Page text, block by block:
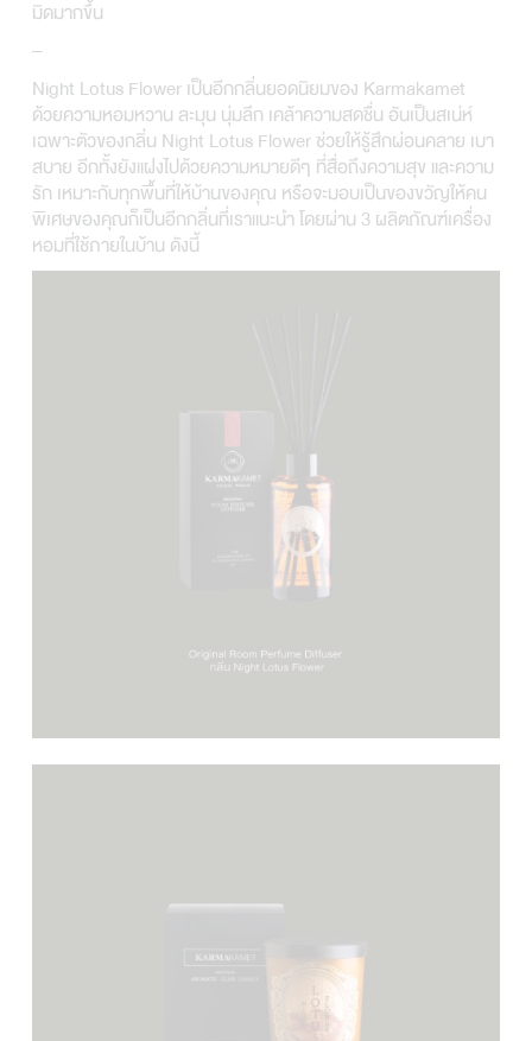
มิดมากขึ้น
–
Night Lotus Flower เป็นอีกกลิ่นยอดนิยมของ Karmakamet
ด้วยความหอมหวาน ละมุน นุ่มลึก เคล้าความสดชื่น อันเป็นสเน่ห์
เฉพาะตัวของกลิ่น Night Lotus Flower ช่วยให้รู้สึกผ่อนคลาย เบา
สบาย อีกทั้งยังแฝงไปด้วยความหมายดีๆ ที่สื่อถึงความสุข และความ
รัก เหมาะกับทุกพื้นที่ให้บ้านของคุณ หรือจะมอบเป็นของขวัญให้คน
พิเศษของคุณก็เป็นอีกกลิ่นที่เราแนะนำ โดยผ่าน 3 ผลิตภัณฑ์เครื่อง
หอมที่ใช้ภายในบ้าน ดังนี้